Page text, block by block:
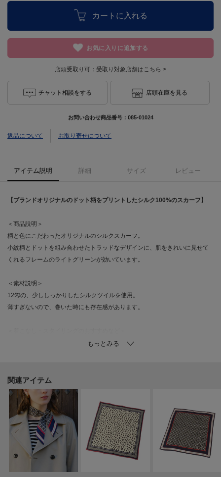
カートに入れる
お気に入りに追加する
店頭受取り可： 受取り対象店舗はこちら >
チャット相談をする 店頭在庫を見る
お問い合わせ商品番号： 085-01024
返品について お取り寄せについて
アイテム説明 詳細 サイズ レビュー
【ブランドオリジナルのドット柄をプリントしたシルク100%のスカーフ】
＜商品説明＞
柄と色にこだわったオリジナルのシルクスカーフ。
小紋柄とドットを組み合わせたトラッドなデザインに、肌をきれいに見せて
くれるフレームのライトグリーンが効いています。
＜素材説明＞
12匁の、少ししっかりしたシルクツイルを使用。
薄すぎないので、巻いた時にも存在感があります。
大判すぎず、首元やバッグに巻いたり、ヘアアクセサリーとしても大活躍。
雑誌掲載
STORY 2022年 3月号 掲載
関連アイテム